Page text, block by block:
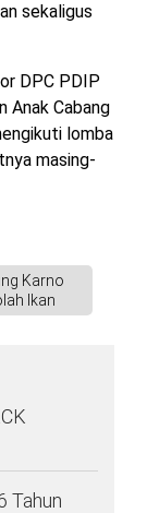
sekaligus
DPC PDIP
Anak Cabang
lomba
masing-
Karno
Ikan
Tahun